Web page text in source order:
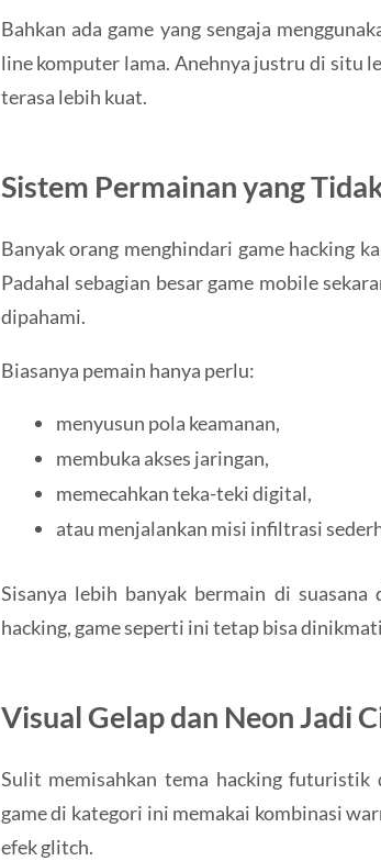
Bahkan ada game yang sengaja
line komputer lama. Anehnya justru di situ
terasa lebih kuat.
Sistem Permainan yang
Banyak orang menghindari game hacking
Padahal sebagian besar game mobile
dipahami.
Biasanya pemain hanya perlu:
menyusun pola keamanan,
membuka akses jaringan,
memecahkan teka-teki digital,
atau menjalankan misi infiltrasi
Sisanya lebih banyak bermain di
hacking, game seperti ini tetap bisa
Visual Gelap dan Neon Jadi
Sulit memisahkan tema hacking futuristik
game di kategori ini memakai kombinasi
efek glitch.